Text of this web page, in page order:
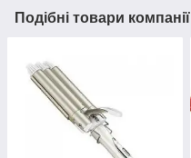
Подібні товари компанії